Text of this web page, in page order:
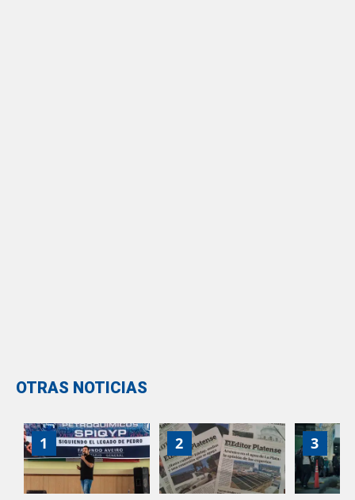
OTRAS NOTICIAS
1 2 3